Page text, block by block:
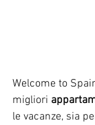
Welcome to
migliori
le vacanze, sia